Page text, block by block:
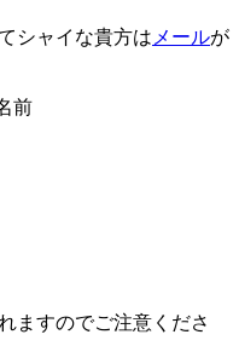
シャイな貴方は メールが
前
ますのでご注意くださ